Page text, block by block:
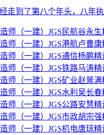
走到了第八个年头，八年
师（一建）JGS民航谷永生
师（一建）JGS港航卢曹康
师（一建）JGS通信杨鹏精
师（一建）JGS铁路马涛精
师（一建）JGS矿业赵景满
师（一建）JGS水利吴长春
师（一建）JGS公路安慧精
师（一建）JGS市政胡宗强
师（一建）JGS机电唐琼精